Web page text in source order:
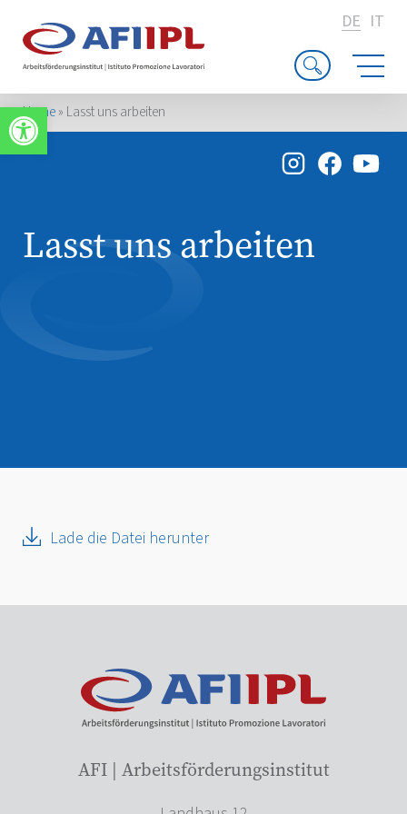
Werkzeugleiste öffnen
DE IT
Home» Lasst uns arbeiten
Lasst uns arbeiten
Lade die Datei herunter
AFI | Arbeitsförderungsinstitut